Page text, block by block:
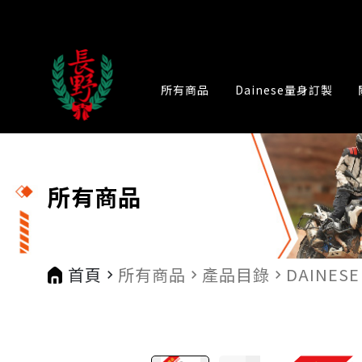
所有商品 Dainese量身訂製
所有商品
首頁 navigate_next 所有商品 navigate_next 產品目錄 navigate_next DAINESE